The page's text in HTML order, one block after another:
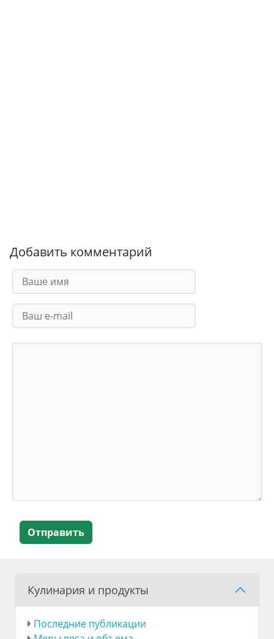
Добавить комментарий
Отправить
Кулинария и продукты
Последние публикации